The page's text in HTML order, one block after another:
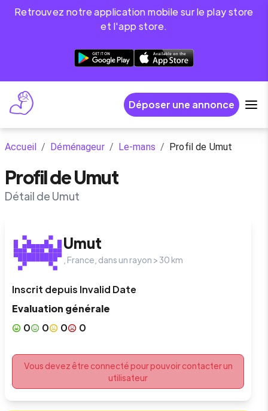
Retrouvez notre application mobile sur le play store
et l'app store.
Déposer une annonce
Accueil / Déménageur / Le-mans / Profil de Umut
Profil de Umut
Détail de Umut
Umut
France , dans un rayon > 30 km
Inscrit depuis Invalid Date
Evaluation générale
0
0 0 0
Vous devez être connecté pour pouvoir contacter un
utilisateur